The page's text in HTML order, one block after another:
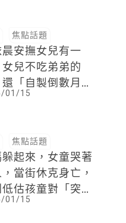
焦點話題
安撫女兒有一
女兒不吃弟弟的
「自製倒數月
4歲愛女
01/15
焦點話題
起來，女童哭著
當街休克身亡，
估孩童對「突然
附對象」的恐懼
01/15